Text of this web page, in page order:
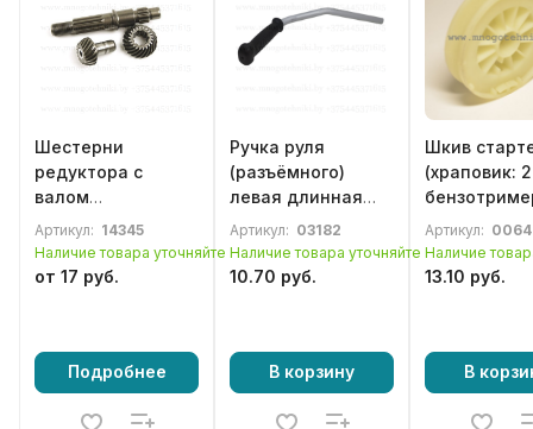
Шестерни
редуктора с
валом
(коническая пара)
для
бензотриммера,
Артикул: 14345
Наличие товара уточняйте
от 17 руб.
Подробнее
Ручка руля
(разъёмного)
левая длинная
бензотриммера,
бензокосы 43-
52сс. (тип 2)
Артикул: 03182
Наличие товара уточняйте
10.70 руб.
В корзину
Шкив
(храповик:
бензокосы
52сс.
Артикул:
Наличие
13.10 руб.
В